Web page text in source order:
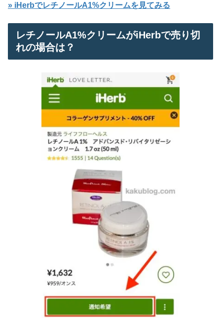
» iHerbでレチノールA1%クリームを見てみる
レチノールA1%クリームがiHerbで売り切
れの場合は？